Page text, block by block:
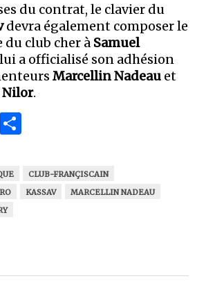
du contrat, le clavier du
devra également composer le
club cher à Samuel
a officialisé son adhésion
Marcellin Nadeau et
Nilor.
WhatsApp
CLUB-FRANÇISCAIN
KASSAV
MARCELLIN NADEAU